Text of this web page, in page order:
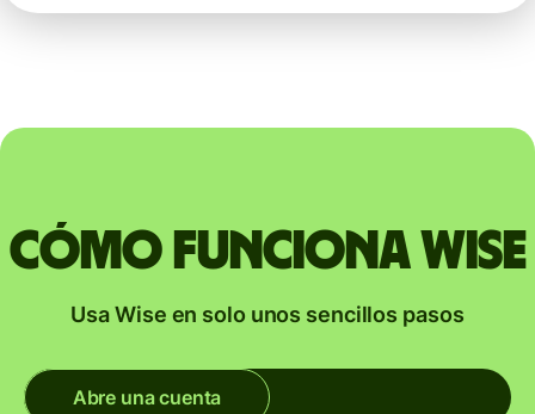
Cómo funciona Wise
Usa Wise en solo unos sencillos pasos
Abre una cuenta